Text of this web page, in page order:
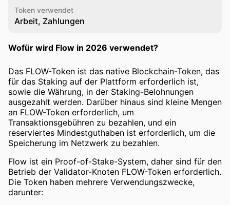
Token verwendet
Arbeit, Zahlungen
Wofür wird Flow in 2026 verwendet?
Das FLOW-Token ist das native Blockchain-Token, das
für das Staking auf der Plattform erforderlich ist,
sowie die Währung, in der Staking-Belohnungen
ausgezahlt werden. Darüber hinaus sind kleine Mengen
an FLOW-Token erforderlich, um
Transaktionsgebühren zu bezahlen, und ein
reserviertes Mindestguthaben ist erforderlich, um die
Speicherung im Netzwerk zu bezahlen.
Flow ist ein Proof-of-Stake-System, daher sind für den
Betrieb der Validator-Knoten FLOW-Token erforderlich.
Die Token haben mehrere Verwendungszwecke,
darunter: